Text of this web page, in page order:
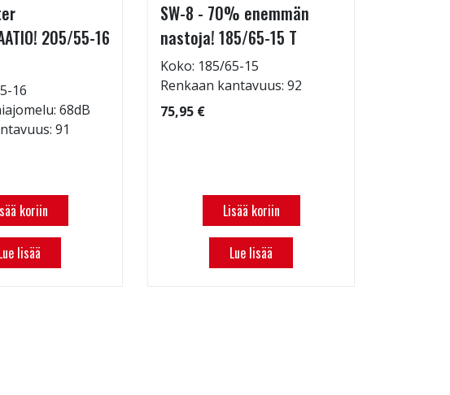
205/55-16
16
68dB
91
koriin
lisää
SW-8 - 70% enemmän
nastoja! 185/65-15 T
Koko: 185/65-15
Renkaan kantavuus: 92
75,95 €
Lisää koriin
Lue lisää